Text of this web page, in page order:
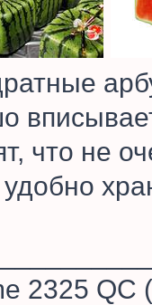
что не
2325 QC